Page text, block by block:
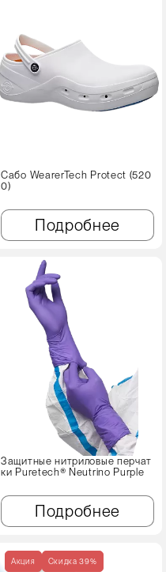
Сабо WearerTech Protect (520
0)
Подробнее
Защитные нитриловые перчат
ки Puretech® Neutrino Purple
Подробнее
Акция Cкидка 39%